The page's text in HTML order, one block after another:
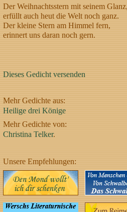
Der Weihnachtsstern mit seinem Glanz,
erfüllt auch heut die Welt noch ganz.
Der kleine Stern am Himmel fern,
erinnert uns daran noch gern.
Dieses Gedicht versenden
Mehr Gedichte aus:
Heilige drei Könige
Mehr Gedichte von:
Christina Telker.
Unsere Empfehlungen: